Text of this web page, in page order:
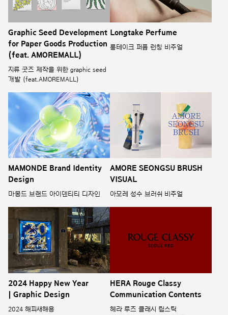
Graphic Seed Development
for Paper Goods Production
(feat. AMOREMALL)
지류 굿즈 제작을 위한 graphic seed
개발 (feat.AMOREMALL)
Longtake Perfume
롱테이크 퍼퓸 런칭 비주얼
MAMONDE Brand Identity
Design
마몽드 브랜드 아이덴티티 디자인
AMORE SEONGSU BRUSH
VISUAL
아모레 성수 브러쉬 비주얼
2024 Happy New Year
| Graphic Design
2024 해피새해용
HERA Rouge Classy
Communication Contents
헤라 루즈 클래시 립스틱